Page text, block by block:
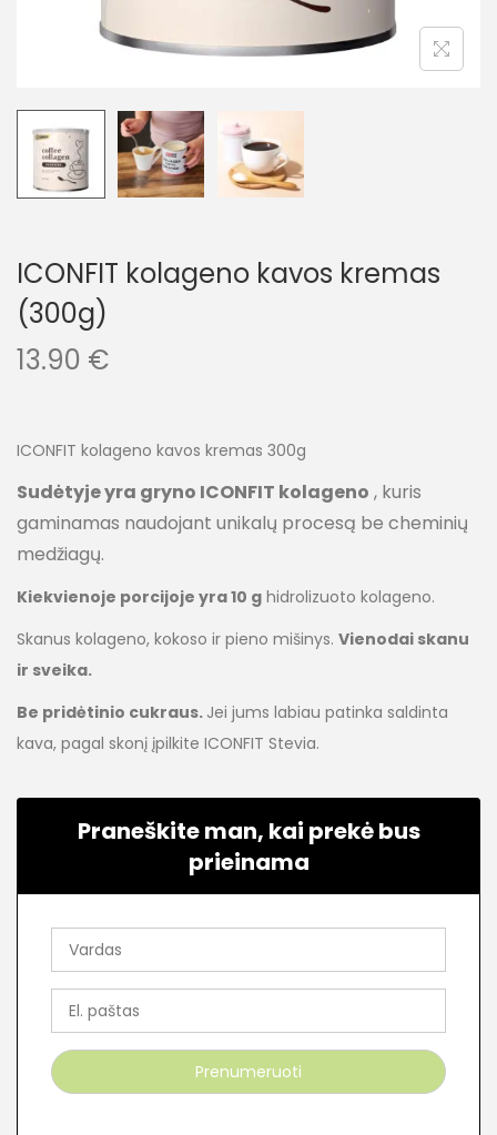
ICONFIT kolageno kavos kremas
(300g)
13.90 €
ICONFIT kolageno kavos kremas 300g
Sudėtyje yra gryno ICONFIT kolageno , kuris
gaminamas naudojant unikalų procesą be cheminių
medžiagų.
Kiekvienoje porcijoje yra 10 g hidrolizuoto kolageno.
Skanus kolageno, kokoso ir pieno mišinys. Vienodai skanu
ir sveika.
Be pridėtinio cukraus. Jei jums labiau patinka saldinta
kava, pagal skonį įpilkite ICONFIT Stevia.
Praneškite man, kai prekė bus
prieinama